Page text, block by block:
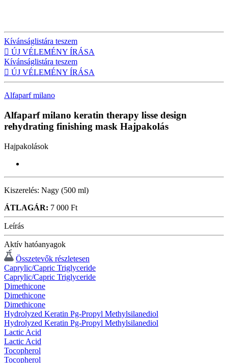
Kívánságlistára teszem
 ÚJ VÉLEMÉNY ÍRÁSA
Kívánságlistára teszem
 ÚJ VÉLEMÉNY ÍRÁSA
Alfaparf milano
Alfaparf milano keratin therapy lisse design
rehydrating finishing mask Hajpakolás
Hajpakolások
Kiszerelés: Nagy (500 ml)
ÁTLAGÁR: 7 000 Ft
Leírás
Aktív hatóanyagok
Összetevők részletesen
Caprylic/Capric Triglyceride
Caprylic/Capric Triglyceride
Dimethicone
Dimethicone
Dimethicone
Hydrolyzed Keratin Pg-Propyl Methylsilanediol
Hydrolyzed Keratin Pg-Propyl Methylsilanediol
Lactic Acid
Lactic Acid
Tocopherol
Tocopherol